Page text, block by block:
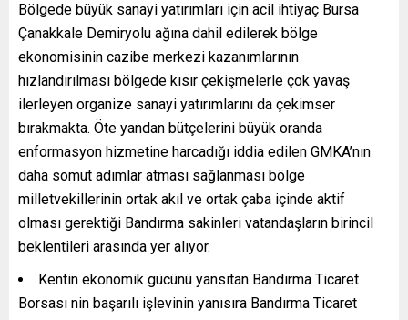
Bölgede büyük sanayi yatırımları için acil ihtiyaç Bursa
Çanakkale Demiryolu ağına dahil edilerek bölge
ekonomisinin cazibe merkezi kazanımlarının
hızlandırılması bölgede kısır çekişmelerle çok yavaş
ilerleyen organize sanayi yatırımlarını da çekimser
bırakmakta. Öte yandan bütçelerini büyük oranda
enformasyon hizmetine harcadığı iddia edilen GMKA’nın
daha somut adımlar atması sağlanması bölge
milletvekillerinin ortak akıl ve ortak çaba içinde aktif
olması gerektiği Bandırma sakinleri vatandaşların birincil
beklentileri arasında yer alıyor.
Kentin ekonomik gücünü yansıtan Bandırma Ticaret
Borsası nin başarılı işlevinin yanısıra Bandırma Ticaret